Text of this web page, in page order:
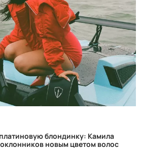
блондинку: Камила
новым цветом волос